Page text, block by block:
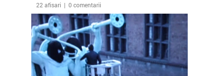
22 afisari | 0 comentarii